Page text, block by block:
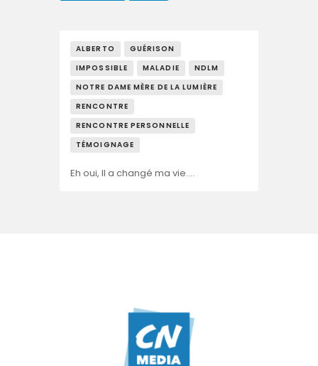
ALBERTO
GUÉRISON
IMPOSSIBLE
MALADIE
NDLM
NOTRE DAME MÈRE DE LA LUMIÈRE
RENCONTRE
RENCONTRE PERSONNELLE
TÉMOIGNAGE
Eh oui, Il a changé ma vie….